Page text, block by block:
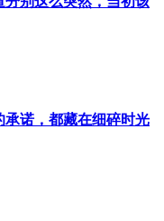
诺，都藏在细碎时光